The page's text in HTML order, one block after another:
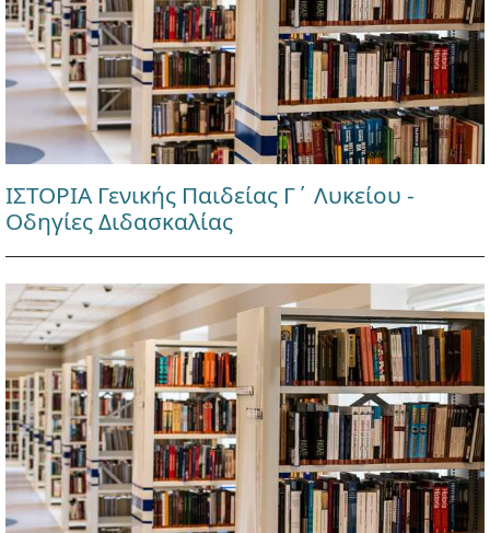
ΙΣΤΟΡΙΑ Γενικής Παιδείας Γ΄ Λυκείου -
Οδηγίες Διδασκαλίας